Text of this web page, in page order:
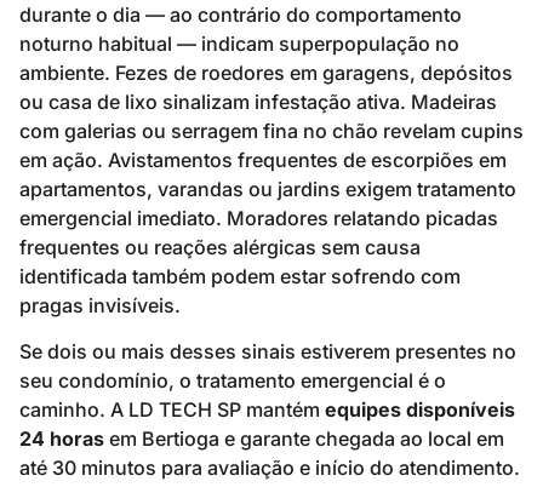
durante o dia — ao contrário do comportamento
noturno habitual — indicam superpopulação no
ambiente. Fezes de roedores em garagens, depósitos
ou casa de lixo sinalizam infestação ativa. Madeiras
com galerias ou serragem fina no chão revelam cupins
em ação. Avistamentos frequentes de escorpiões em
apartamentos, varandas ou jardins exigem tratamento
emergencial imediato. Moradores relatando picadas
frequentes ou reações alérgicas sem causa
identificada também podem estar sofrendo com
pragas invisíveis.
Se dois ou mais desses sinais estiverem presentes no
seu condomínio, o tratamento emergencial é o
caminho. A LD TECH SP mantém equipes disponíveis
24 horas em Bertioga e garante chegada ao local em
até 30 minutos para avaliação e início do atendimento.